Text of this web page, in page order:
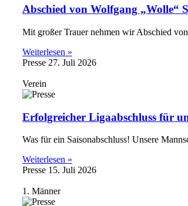
Abschied von Wolfgang „Wolle“
Mit großer Trauer nehmen wir Abschied
Weiterlesen »
Presse 27. Juli 2026
Verein
Erfolgreicher Ligaabschluss für
Was für ein Saisonabschluss! Unsere
Weiterlesen »
Presse 15. Juli 2026
1. Männer